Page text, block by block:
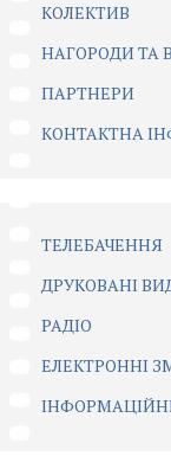
КОЛЕКТИВ
НАГОРОДИ ТА
ПАРТНЕРИ
КОНТАКТНА
ТЕЛЕБАЧЕННЯ
ДРУКОВАНІ
РАДІО
ЕЛЕКТРОННІ